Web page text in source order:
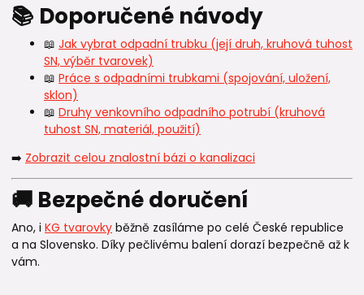
📚 Doporučené návody
📖 Jak vybrat odpadní trubku (její druh, kruhová tuhost
SN, výběr tvarovek)
📖 Práce s odpadními trubkami (spojování, uložení,
sklon)
📖 Druhy venkovního odpadního potrubí (kruhová
tuhost SN, materiál, použití)
➡️ Zobrazit celou znalostní bázi o kanalizaci
🚚 Bezpečné doručení
Ano, i KG tvarovky běžně zasíláme po celé České republice
a na Slovensko. Díky pečlivému balení dorazí bezpečně až k
vám.